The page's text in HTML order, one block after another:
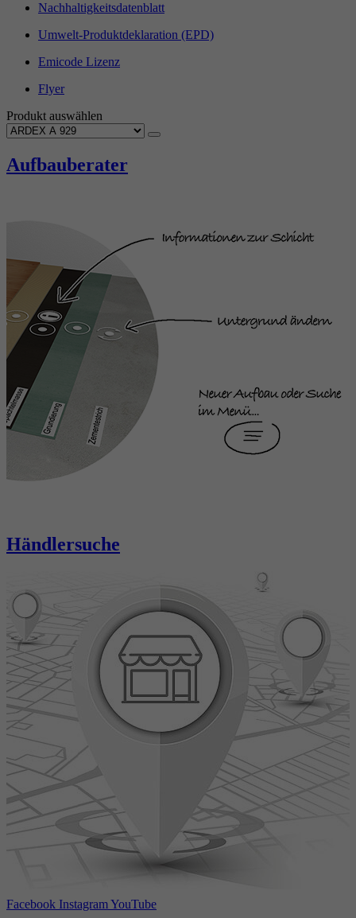
Nachhaltigkeitsdatenblatt
Umwelt-Produktdeklaration (EPD)
Emicode Lizenz
Flyer
Produkt auswählen
Aufbauberater
Händlersuche
Facebook InstagramYouTube